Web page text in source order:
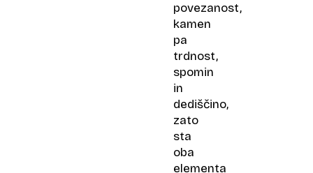
povezanost,
kamen
pa
trdnost,
spomin
in
dediščino,
zato
sta
oba
elementa